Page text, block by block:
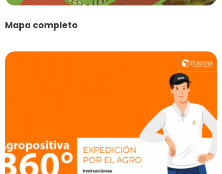
Mapa completo